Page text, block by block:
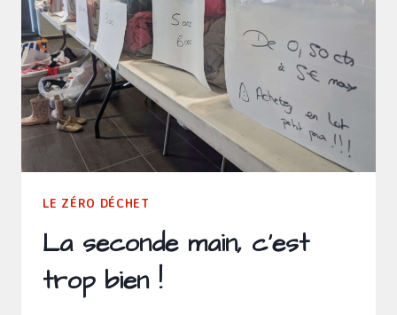
LE ZÉRO DÉCHET
La seconde main, c’est
trop bien !